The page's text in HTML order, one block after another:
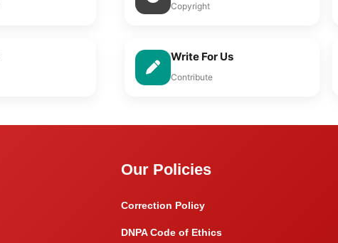
Copyright
Write For Us
Contribute
Our Policies
Correction Policy
DNPA Code of Ethics